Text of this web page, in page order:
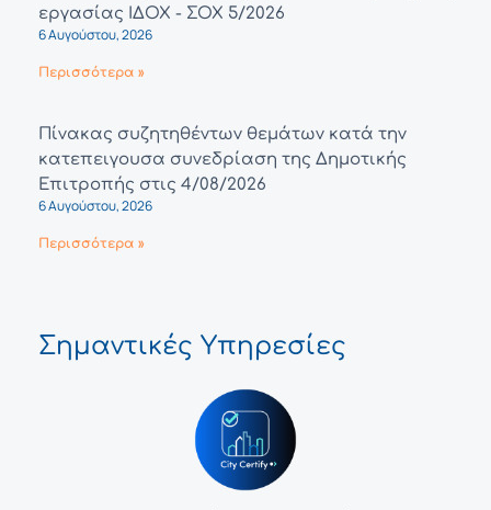
εργασίας ΙΔΟΧ - ΣΟΧ 5/2026
6 Αυγούστου, 2026
Περισσότερα »
Πίνακας συζητηθέντων θεμάτων κατά την
κατεπειγουσα συνεδρίαση της Δημοτικής
Επιτροπής στις 4/08/2026
6 Αυγούστου, 2026
Περισσότερα »
Σημαντικές Υπηρεσίες